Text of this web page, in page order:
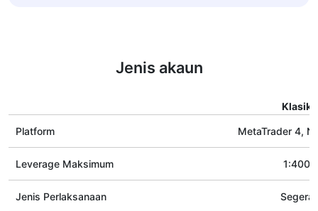
Jenis akaun
Klasik
Platform MetaTrader 4,
Leverage Maksimum 1:400
Jenis Perlaksanaan Segera